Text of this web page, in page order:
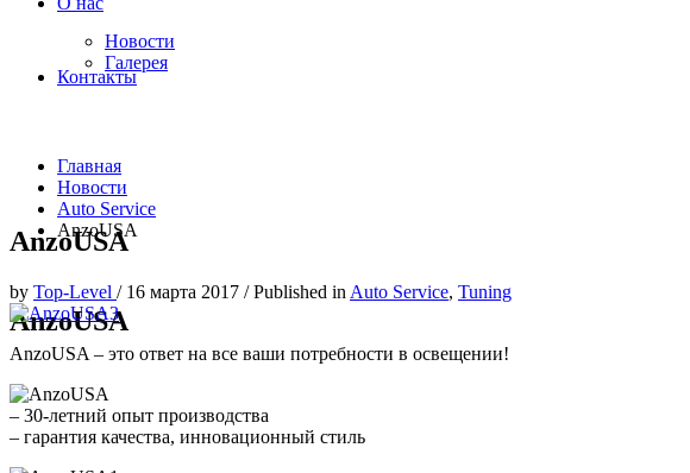
Новости
Галерея
Контакты
Главная
Новости
Auto Service
AnzoUSA
AnzoUSA
AnzoUSA
by Top-Level / 16 марта 2017 /Published in Auto Service, Tuning
AnzoUSA – это ответ на все ваши потребности в освещении!
– 30-летний опыт производства
– гарантия качества, инновационный стиль